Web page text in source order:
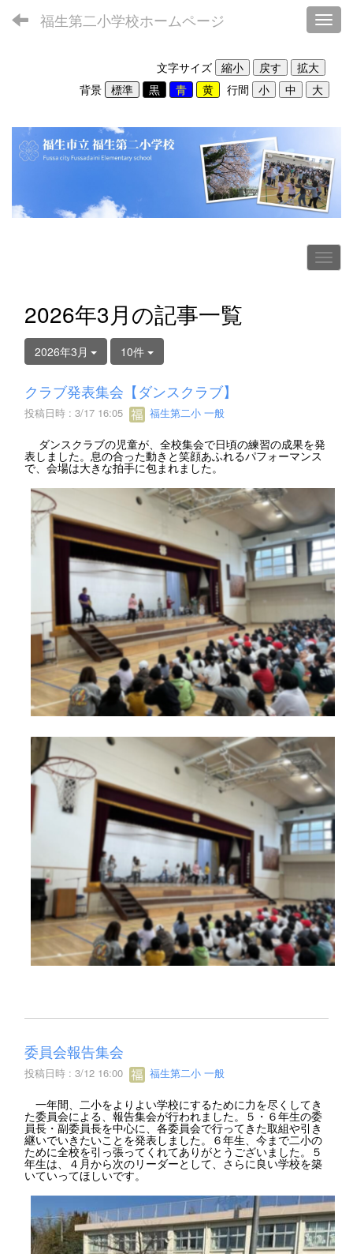
福生第二小学校ホームページ
文字サイズ
背景
行間
2026年3月の記事一覧
2026年3月 10件
クラブ発表集会【ダンスクラブ】
投稿日時 : 3/17 16:05 福生第二小 一般
ダンスクラブの児童が、全校集会で日頃の練習の成果を発
表しました。息の合った動きと笑顔あふれるパフォーマンス
で、会場は大きな拍手に包まれました。
委員会報告集会
投稿日時 : 3/12 16:00 福生第二小 一般
一年間、二小をよりよい学校にするために力を尽くしてき
た委員会による、報告集会が行われました。５・６年生の委
員長・副委員長を中心に、各委員会で行ってきた取組や引き
継いでいきたいことを発表しました。６年生、今まで二小の
ために全校を引っ張ってくれてありがとうございました。５
年生は、４月から次のリーダーとして、さらに良い学校を築
いていってほしいです。